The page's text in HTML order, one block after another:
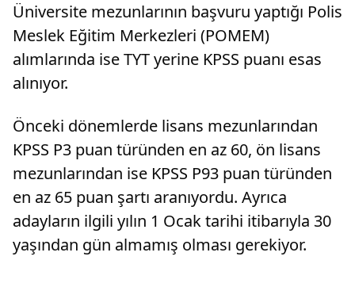
Üniversite mezunlarının başvuru yaptığı Polis
Meslek Eğitim Merkezleri (POMEM)
alımlarında ise TYT yerine KPSS puanı esas
alınıyor.
Önceki dönemlerde lisans mezunlarından
KPSS P3 puan türünden en az 60, ön lisans
mezunlarından ise KPSS P93 puan türünden
en az 65 puan şartı aranıyordu. Ayrıca
adayların ilgili yılın 1 Ocak tarihi itibarıyla 30
yaşından gün almamış olması gerekiyor.